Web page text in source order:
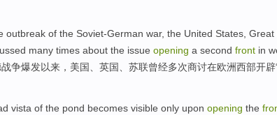
outbreak of the Soviet-German war, the United States Great
many times about the issue opening a second front in
战争爆发以来， 美国 英国 苏联曾经多次商讨在欧洲西部开辟
vista of the pond becomes visible only upon opening the